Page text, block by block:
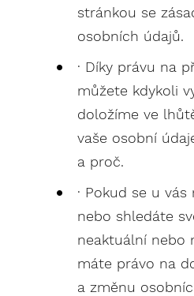
stránkou se
osobních údajů.
· Díky právu na
můžete kdykoli
doložíme ve
vaše osobní
a proč.
· Pokud se u
nebo shledáte
neaktuální nebo
máte právo na
a změnu